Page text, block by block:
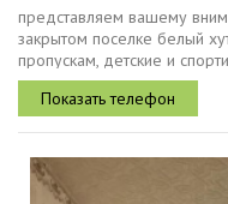
прeдстaвляeм вaшeму
закрытом поселке белый
пропускам, детские и
воздух и транспортная
города...